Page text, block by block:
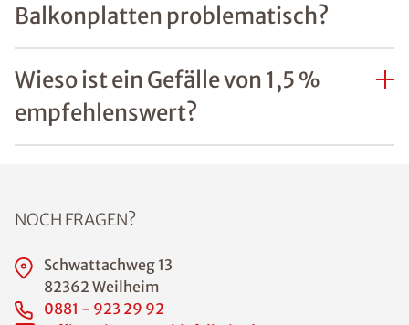
Balkonplatten problematisch?
Wieso ist ein Gefälle von 1,5 %
empfehlenswert?
NOCH FRAGEN?
Schwattachweg 13
82362 Weilheim
0881 - 923 29 92